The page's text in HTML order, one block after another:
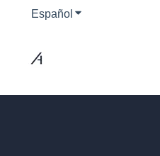
Español Traducciones